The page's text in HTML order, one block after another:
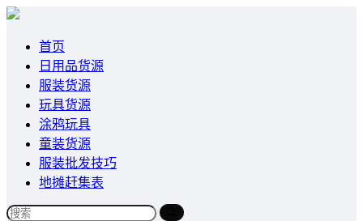
首页
日用品货源
服装货源
玩具货源
涂鸦玩具
童装货源
服装批发技巧
地摊赶集表